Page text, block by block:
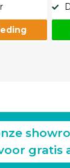
gratis